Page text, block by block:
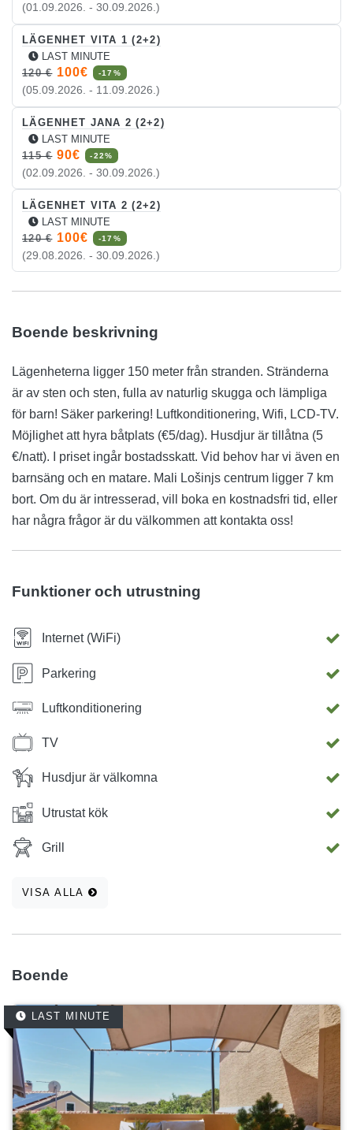
(01.09.2026. - 30.09.2026.)
LÄGENHET VITA 1 (2+2)
LAST MINUTE
120 € 100€ -17%
(05.09.2026. - 11.09.2026.)
LÄGENHET JANA 2 (2+2)
LAST MINUTE
115 € 90€ -22%
(02.09.2026. - 30.09.2026.)
LÄGENHET VITA 2 (2+2)
LAST MINUTE
120 € 100€ -17%
(29.08.2026. - 30.09.2026.)
Boende beskrivning
Lägenheterna ligger 150 meter från stranden. Stränderna
är av sten och sten, fulla av naturlig skugga och lämpliga
för barn! Säker parkering! Luftkonditionering, Wifi, LCD-TV.
Möjlighet att hyra båtplats (€5/dag). Husdjur är tillåtna (5
€/natt). I priset ingår bostadsskatt. Vid behov har vi även en
barnsäng och en matare. Mali Lošinjs centrum ligger 7 km
bort. Om du är intresserad, vill boka en kostnadsfri tid, eller
har några frågor är du välkommen att kontakta oss!
Funktioner och utrustning
Internet (WiFi)
Parkering
Luftkonditionering
TV
Husdjur är välkomna
Utrustat kök
Grill
VISA ALLA
Boende
LAST MINUTE